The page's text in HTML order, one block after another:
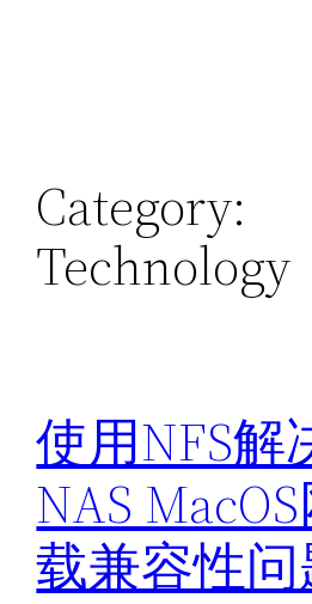
Category:
Technology
使用NFS解
NAS
载兼容性问